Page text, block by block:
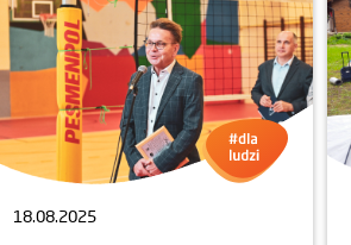
18.08.2025